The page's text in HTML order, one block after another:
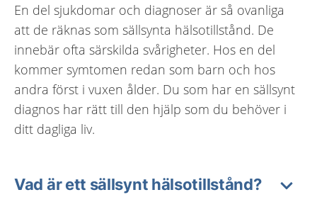
En del sjukdomar och diagnoser är så ovanliga
att de räknas som sällsynta hälsotillstånd. De
innebär ofta särskilda svårigheter. Hos en del
kommer symtomen redan som barn och hos
andra först i vuxen ålder. Du som har en sällsynt
diagnos har rätt till den hjälp som du behöver i
ditt dagliga liv.
Vad är ett sällsynt hälsotillstånd?